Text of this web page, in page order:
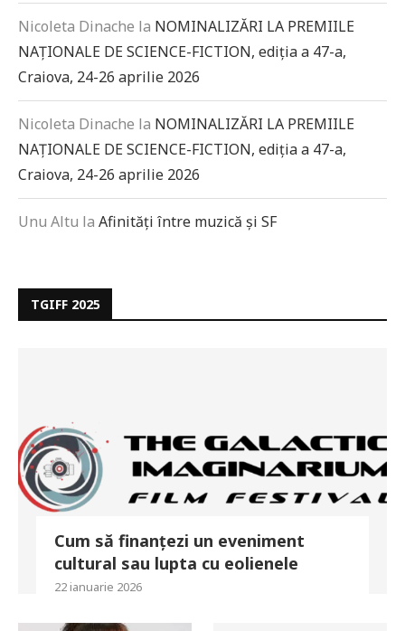
Nicoleta Dinache la NOMINALIZĂRI LA PREMIILE
NAȚIONALE DE SCIENCE-FICTION, ediția a 47-a,
Craiova, 24-26 aprilie 2026
Nicoleta Dinache la NOMINALIZĂRI LA PREMIILE
NAȚIONALE DE SCIENCE-FICTION, ediția a 47-a,
Craiova, 24-26 aprilie 2026
Unu Altu la Afinități între muzică și SF
TGIFF 2025
Cum să finanțezi un eveniment
cultural sau lupta cu eolienele
22 ianuarie 2026